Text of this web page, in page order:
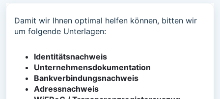
Damit wir Ihnen optimal helfen können, bitten wir
um folgende Unterlagen:
Identitätsnachweis
Unternehmensdokumentation
Bankverbindungsnachweis
Adressnachweis